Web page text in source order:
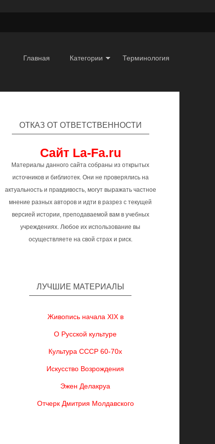
Главная Категории Терминология
ОТКАЗ ОТ ОТВЕТСТВЕННОСТИ
Сайт La-Fa.ru
Материалы данного сайта собраны из открытых
источников и библиотек. Они не проверялись на
актуальность и правдивость, могут выражать частное
мнение разных авторов и идти в разрез с текущей
версией истории, преподаваемой вам в учебных
учреждениях. Любое их использование вы
осуществляете на свой страх и риск.
ЛУЧШИЕ МАТЕРИАЛЫ
Живопись начала XIX в
О Русской культуре
Культура СССР 60-70х
Искусство Возрождения
Эжен Делакруа
Отчерк Дмитрия Молдавского